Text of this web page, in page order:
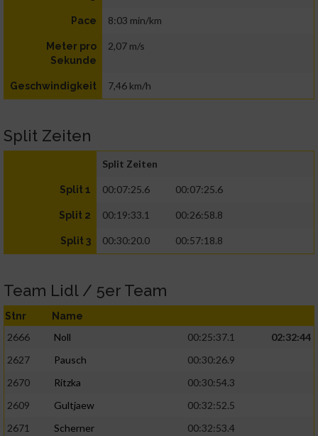
Pace 8:03 min/km
Meter pro
Sekunde
2,07 m/s
Geschwindigkeit 7,46 km/h
Split Zeiten
Split Zeiten
Split 1 00:07:25.6 00:07:25.6
Split 2 00:19:33.1 00:26:58.8
Split 3 00:30:20.0 00:57:18.8
Team Lidl / 5er Team
Stnr Name
2666 Noll 00:25:37.1
02:32:44
2627
Pausch
00:30:26.9
2670
Ritzka
00:30:54.3
2609
Gultjaew
00:32:52.5
2671
Scherner
00:32:53.4